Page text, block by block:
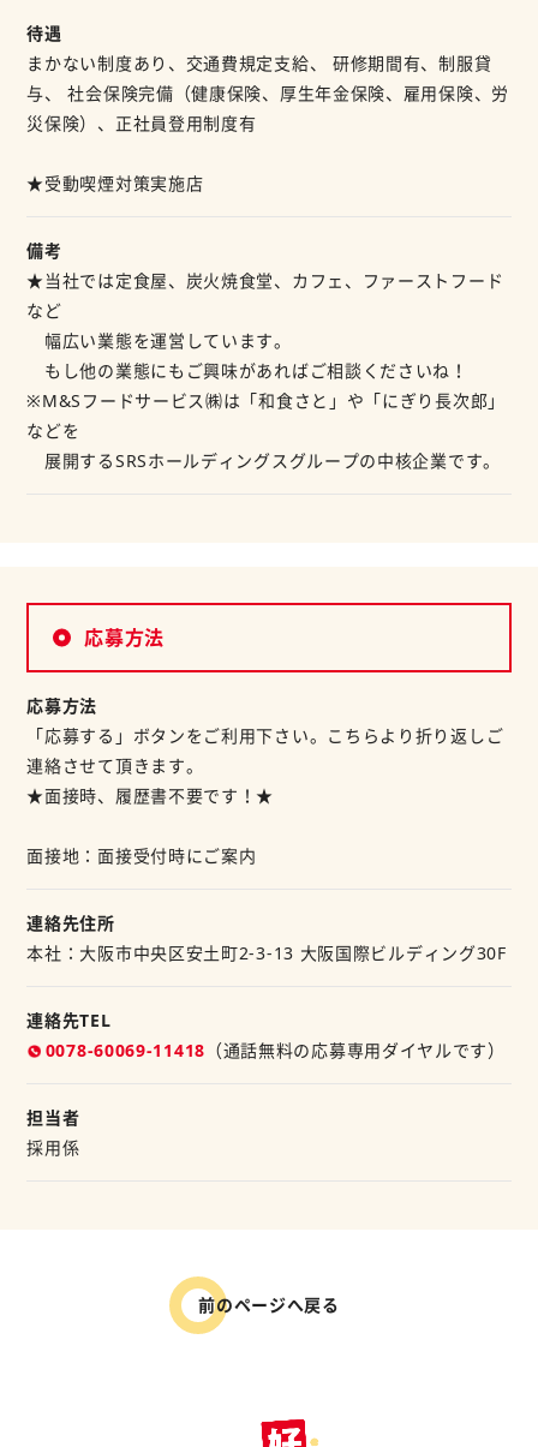
待遇
まかない制度あり、交通費規定支給、 研修期間有、制服貸
与、 社会保険完備（健康保険、厚生年金保険、雇用保険、労
災保険）、正社員登用制度有
★受動喫煙対策実施店
備考
★当社では定食屋、炭火焼食堂、カフェ、ファーストフード
など
幅広い業態を運営しています。
もし他の業態にもご興味があればご相談くださいね！
※M&Sフードサービス㈱は「和食さと」や「にぎり長次郎」
などを
展開するSRSホールディングスグループの中核企業です。
応募方法
応募方法
「応募する」ボタンをご利用下さい。こちらより折り返しご
連絡させて頂きます。
★面接時、履歴書不要です！★
面接地：面接受付時にご案内
連絡先住所
本社：大阪市中央区安土町2-3-13 大阪国際ビルディング30F
連絡先TEL
0078-60069-11418 （通話無料の応募専用ダイヤルです）
担当者
採用係
前のページへ戻る